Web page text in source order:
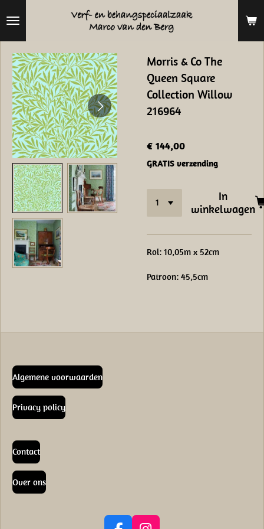
de
hoofdinhoud
Morris & Co The
Queen Square
Collection Willow
216964
€ 144,00
GRATIS verzending
In
winkelwagen
Rol: 10,05m x 52cm
Patroon: 45,5cm
Algemene voorwaarden
Privacy policy
Contact
Over ons